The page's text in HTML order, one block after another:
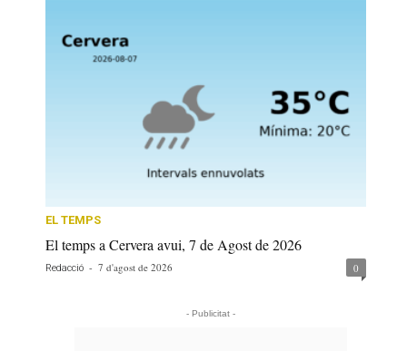
EL TEMPS
El temps a Cervera avui, 7 de Agost de 2026
Redacció - 7 d'agost de 2026 0
- Publicitat -